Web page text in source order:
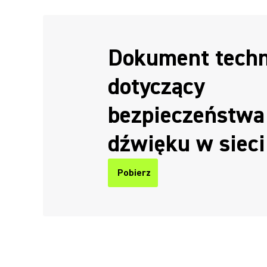
Dokument
dotyczący
bezpieczeństwa
dźwięku w sieci
Pobierz
(Opens in a new tab)